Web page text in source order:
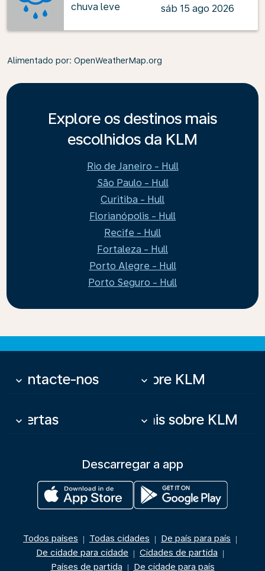
chuva leve
sáb 15 ago 2026
Alimentado por: OpenWeatherMap.org
Explore os destinos mais
escolhidos da KLM
Rio de Janeiro - Hull
São Paulo - Hull
Curitiba - Hull
Florianópolis - Hull
Recife - Hull
Fortaleza - Hull
Porto Alegre - Hull
Porto Seguro - Hull
Contacte-nos
keyboard_arrow_down Sobre KLM
keyboard_arrow_down
Ofertas
keyboard_arrow_down Mais sobre KLM
keyboard_arrow_down
Descarregar a app
Todos países | Todas cidades | De país para país |
De cidade para cidade | Cidades de partida |
Países de partida | De cidade para país